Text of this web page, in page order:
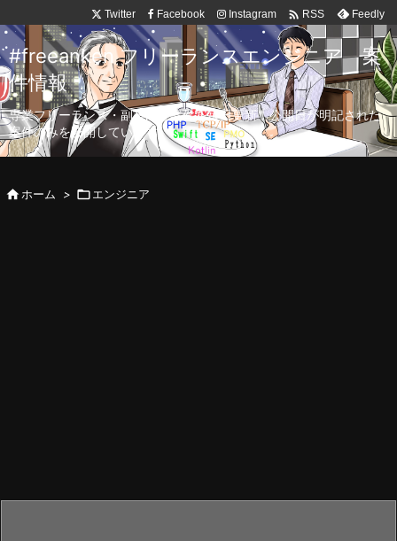
Twitter Facebook Instagram  RSS Feedly
#freeanken フリーランスエンジニア 案
件情報
専業フリーランス・副業向け案件を毎日更新！公開日が明記された
案件のみを公開しています。
ホーム > エンジニア